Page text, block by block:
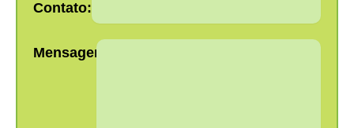
Contato:
Mensagem: